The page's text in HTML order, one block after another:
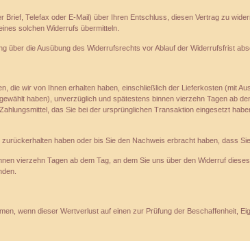
Telefax oder E-Mail) über Ihren Entschluss, diesen Vertrag zu
solchen Widerrufs übermitteln.
über die Ausübung des Widerrufsrechts vor Ablauf der Widerrufsfrist
die wir von Ihnen erhalten haben, einschließlich der Lieferkosten (mit
haben), unverzüglich und spätestens binnen vierzehn Tagen ab
das Sie bei der ursprünglichen Transaktion eingesetzt
haben oder bis Sie den Nachweis erbracht haben, dass
vierzehn Tagen ab dem Tag, an dem Sie uns über den Widerruf
wenn dieser Wertverlust auf einen zur Prüfung der Beschaffenheit,